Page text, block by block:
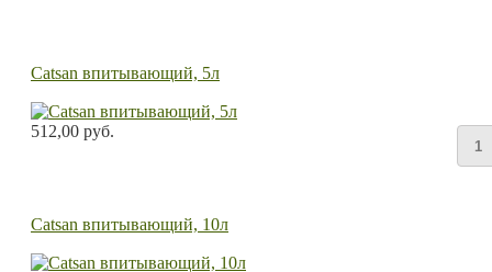
Catsan впитывающий, 5л
512,00 руб.
Catsan впитывающий, 10л